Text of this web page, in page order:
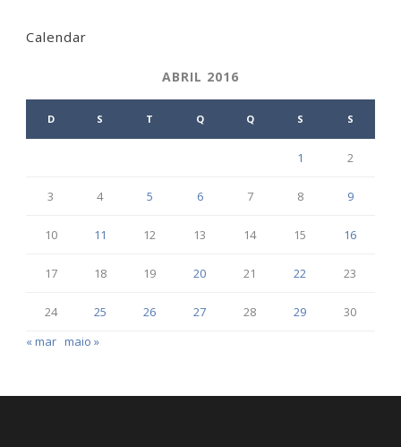
Calendar
ABRIL 2016
D S T Q Q S S
1 2
3 4 5 6 7 8 9
10 11 12 13 14 15 16
17 18 19 20 21 22 23
24 25 26 27 28 29
30
« mar maio »